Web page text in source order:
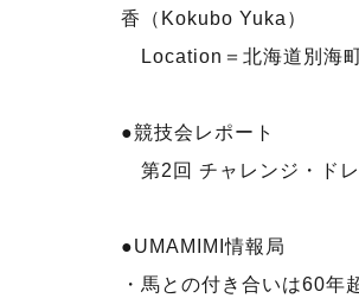
香（Kokubo Yuka）
Location＝北海道別海
●競技会レポート
第2回 チャレンジ・ド
●UMAMIMI情報局
・馬との付き合いは60年